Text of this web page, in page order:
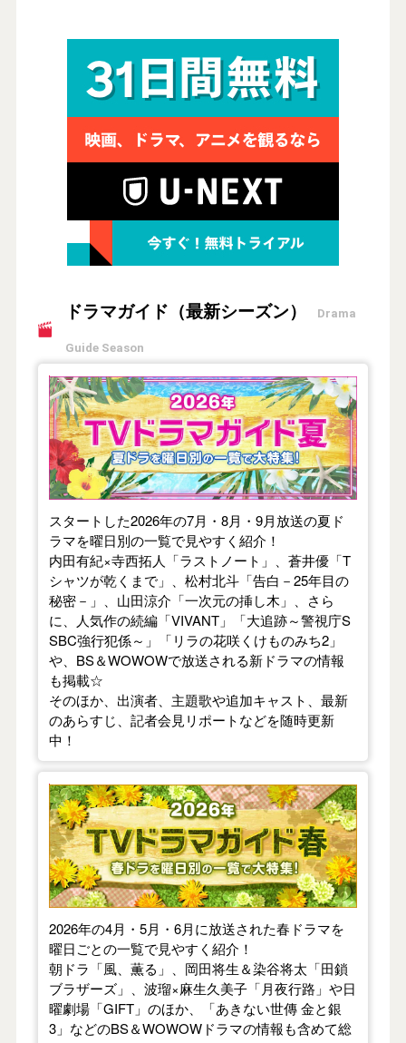
ドラマガイド（最新シーズン） Drama
Guide Season
【2026年夏】TVドラマガイド
スタートした2026年の7月・8月・9月放送の夏ド
ラマを曜日別の一覧で見やすく紹介！
内田有紀×寺西拓人「ラストノート」、蒼井優「T
シャツが乾くまで」、松村北斗「告白－25年目の
秘密－」、山田涼介「一次元の挿し木」、さら
に、人気作の続編「VIVANT」「大追跡～警視庁S
SBC強行犯係～」「リラの花咲くけものみち2」
や、BS＆WOWOWで放送される新ドラマの情報
も掲載☆
そのほか、出演者、主題歌や追加キャスト、最新
のあらすじ、記者会見リポートなどを随時更新
中！
【2026年春】TVドラマガイド
2026年の4月・5月・6月に放送された春ドラマを
曜日ごとの一覧で見やすく紹介！
朝ドラ「風、薫る」、岡田将生＆染谷将太「田鎖
ブラザーズ」、波瑠×麻生久美子「月夜行路」や日
曜劇場「GIFT」のほか、「あきない世傳 金と銀
3」などのBS＆WOWOWドラマの情報も含めて総